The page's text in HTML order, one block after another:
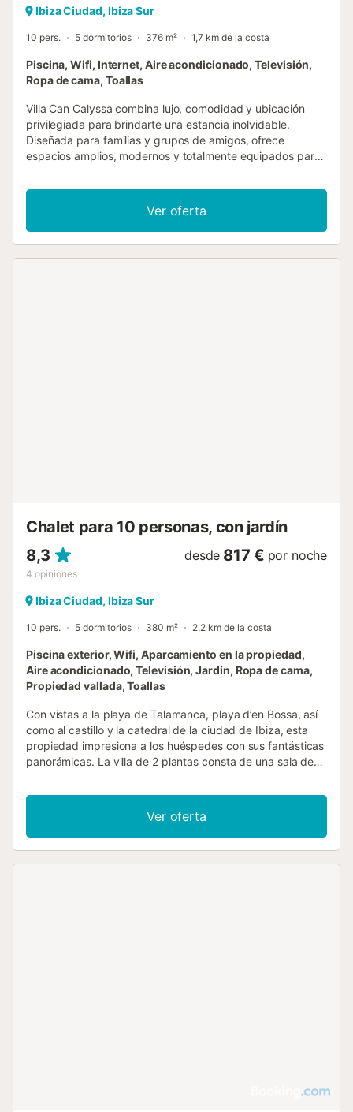
Ibiza Ciudad, Ibiza Sur
10 pers. 5 dormitorios 376 m² 1,7 km de la costa
Piscina, Wifi, Internet, Aire acondicionado, Televisión,
Ropa de cama, Toallas
Villa Can Calyssa combina lujo, comodidad y ubicación
privilegiada para brindarte una estancia inolvidable.
Diseñada para familias y grupos de amigos, ofrece
espacios amplios, modernos y totalmente equipados para
con dos espacios principales que garantizan privacidad y
flexibilidad para todos los huéspedes: Casa Principal
Descubre el espacio principal de esta villa, diseñado para
combinar comodidad y estilo: 3 habitaciones luminosas y
Ver oferta
Chalet para 10 personas, con jardín
8,3
4 opiniones
desde 817 € por noche
Ibiza Ciudad, Ibiza Sur
10 pers. 5 dormitorios 380 m² 2,2 km de la costa
Piscina exterior, Wifi, Aparcamiento en la propiedad,
Aire acondicionado, Televisión, Jardín, Ropa de cama,
Propiedad vallada, Toallas
Con vistas a la playa de Talamanca, playa d’en Bossa, así
como al castillo y la catedral de la ciudad de Ibiza, esta
propiedad impresiona a los huéspedes con sus fantásticas
panorámicas. La villa de 2 plantas consta de una sala de
alojar cómodamente a 10 personas. Además, dispone de
un magnífico rooftop. Los servicios adicionales incluyen
Wi-Fi, televisión, aire acondicionado, lavadora y secadora.
La villa cuenta con piscina privada, jardín, terraza, balcón
Ver oferta